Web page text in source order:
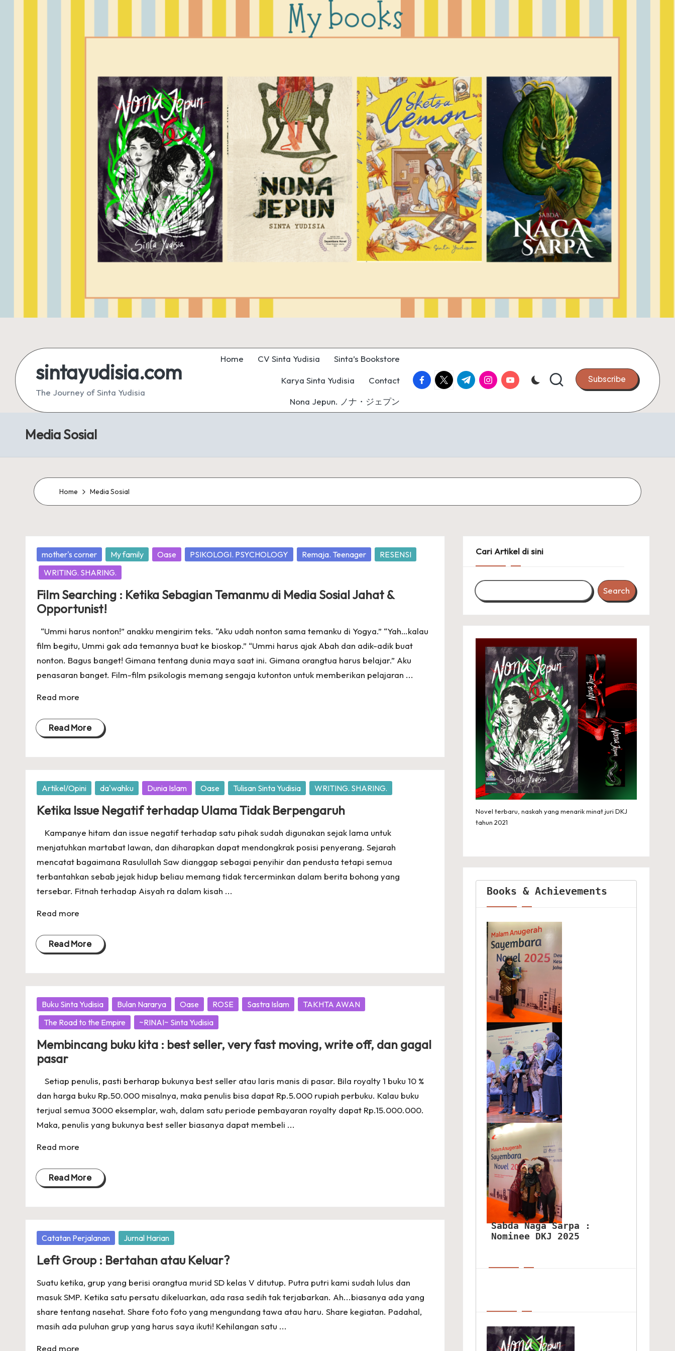
sintayudisia.com
The Journey of Sinta Yudisia
Home CV Sinta Yudisia Sinta’s Bookstore
Karya Sinta Yudisia Contact
Nona Jepun. ノナ・ジェプン
facebook.com
twitter.com
t.me instagram.com
youtube.com Subscribe
Media Sosial
Home Media Sosial
Posted
in
mother's corner My family Oase PSIKOLOGI. PSYCHOLOGY Remaja. Teenager
RESENSI
WRITING. SHARING.
Film Searching : Ketika Sebagian Temanmu di Media Sosial Jahat &
Opportunist!
“Ummi harus nonton!” anakku mengirim teks. “Aku udah nonton sama temanku di Yogya.” “Yah…kalau
film begitu, Ummi gak ada temannya buat ke bioskop.” “Ummi harus ajak Abah dan adik-adik buat
nonton. Bagus banget! Gimana tentang dunia maya saat ini. Gimana orangtua harus belajar.” Aku
penasaran banget. Film-film psikologis memang sengaja kutonton untuk memberikan pelajaran ...
Read more
Read More
Posted
Artikel/Opini da'wahku Dunia Islam Oase Tulisan Sinta Yudisia WRITING. SHARING.
Ketika Issue Negatif terhadap Ulama Tidak Berpengaruh
Kampanye hitam dan issue negatif terhadap satu pihak sudah digunakan sejak lama untuk
menjatuhkan martabat lawan, dan diharapkan dapat mendongkrak posisi penyerang. Sejarah
mencatat bagaimana Rasulullah Saw dianggap sebagai penyihir dan pendusta tetapi semua
terbantahkan sebab jejak hidup beliau memang tidak tercerminkan dalam berita bohong yang
tersebar. Fitnah terhadap Aisyah ra dalam kisah ...
Read more
Read More
Posted
in
Buku Sinta Yudisia Bulan Nararya Oase ROSE Sastra Islam
TAKHTA AWAN
The Road to the Empire
~RINAI~ Sinta Yudisia
Membincang buku kita : best seller, very fast moving, write off, dan gagal
pasar
Setiap penulis, pasti berharap bukunya best seller atau laris manis di pasar. Bila royalty 1 buku 10 %
dan harga buku Rp.50.000 misalnya, maka penulis bisa dapat Rp.5.000 rupiah perbuku. Kalau buku
terjual semua 3000 eksemplar, wah, dalam satu periode pembayaran royalty dapat Rp.15.000.000.
Maka, penulis yang bukunya best seller biasanya dapat membeli ...
Read more
Read More
Posted
Catatan Perjalanan Jurnal Harian
Left Group : Bertahan atau Keluar?
Suatu ketika, grup yang berisi orangtua murid SD kelas V ditutup. Putra putri kami sudah lulus dan
masuk SMP. Ketika satu persatu dikeluarkan, ada rasa sedih tak terjabarkan. Ah...biasanya ada yang
share tentang nasehat. Share foto foto yang mengundang tawa atau haru. Share kegiatan. Padahal,
masih ada puluhan grup yang harus saya ikuti! Kehilangan satu ...
Read more
Cari Artikel di sini
Search
Novel terbaru, naskah yang menarik minat juri DKJ
tahun 2021
Books & Achievements
Sabda Naga Sarpa :
Nominee DKJ 2025